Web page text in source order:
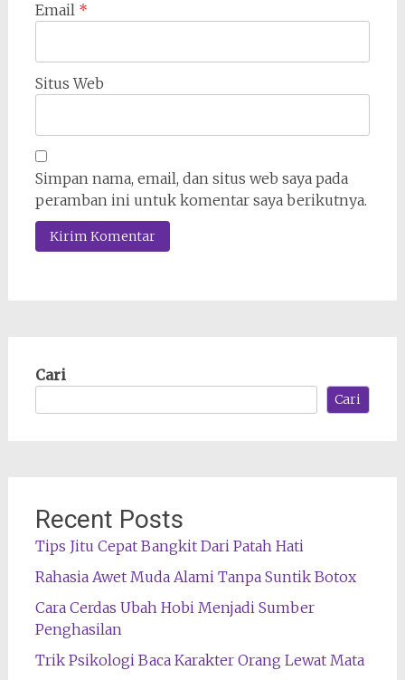
Email *
Situs Web
Simpan nama, email, dan situs web saya pada
peramban ini untuk komentar saya berikutnya.
Cari
Cari
Recent Posts
Tips Jitu Cepat Bangkit Dari Patah Hati
Rahasia Awet Muda Alami Tanpa Suntik Botox
Cara Cerdas Ubah Hobi Menjadi Sumber
Penghasilan
Trik Psikologi Baca Karakter Orang Lewat Mata